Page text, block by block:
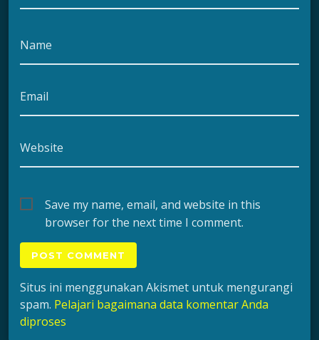
Name
Email
Website
Save my name, email, and website in this
browser for the next time I comment.
Situs ini menggunakan Akismet untuk mengurangi
spam. Pelajari bagaimana data komentar Anda
diproses